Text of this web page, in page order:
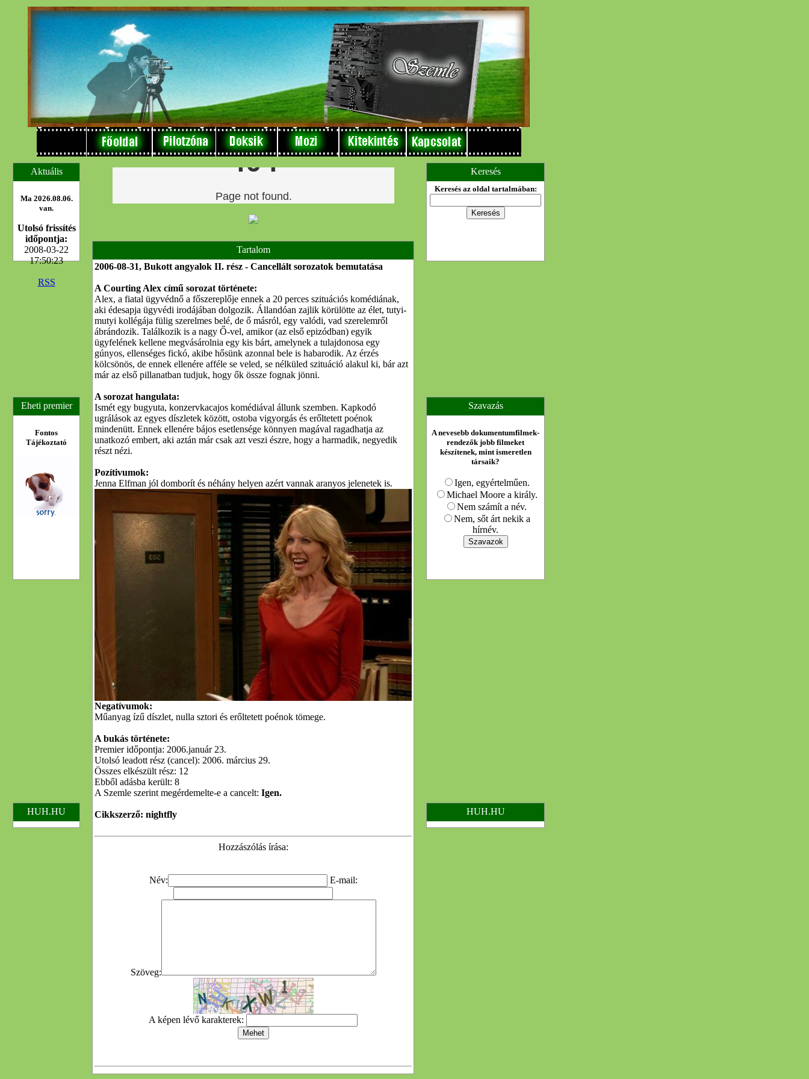
Aktuális
Ma 2026.08.06.
van.
Utolsó frissítés
időpontja:
2008-03-22
17:50:23
RSS
Tartalom
2006-08-31, Bukott angyalok II. rész - Cancellált sorozatok bemutatása
A Courting Alex című sorozat története:
Alex, a fiatal ügyvédnő a főszereplője ennek a 20 perces szituációs komédiának,
aki édesapja ügyvédi irodájában dolgozik. Állandóan zajlik körülötte az élet, tutyi-
mutyi kollégája fülig szerelmes belé, de ő másról, egy valódi, vad szerelemről
ábrándozik. Találkozik is a nagy Ő-vel, amikor (az első epizódban) egyik
ügyfelének kellene megvásárolnia egy kis bárt, amelynek a tulajdonosa egy
gúnyos, ellenséges fickó, akibe hősünk azonnal bele is habarodik. Az érzés
kölcsönös, de ennek ellenére afféle se veled, se nélküled szituáció alakul ki, bár azt
már az első pillanatban tudjuk, hogy ők össze fognak jönni.
A sorozat hangulata:
Ismét egy bugyuta, konzervkacajos komédiával állunk szemben. Kapkodó
ugrálások az egyes díszletek között, ostoba vigyorgás és erőltetett poénok
mindenütt. Ennek ellenére bájos esetlensége könnyen magával ragadhatja az
unatkozó embert, aki aztán már csak azt veszi észre, hogy a harmadik, negyedik
részt nézi.
Pozítivumok:
Jenna Elfman jól domborít és néhány helyen azért vannak aranyos jelenetek is.
Negatívumok:
Műanyag ízű díszlet, nulla sztori és erőltetett poénok tömege.
A bukás története:
Premier időpontja: 2006.január 23.
Utolsó leadott rész (cancel): 2006. március 29.
Összes elkészült rész: 12
Ebből adásba került: 8
A Szemle szerint megérdemelte-e a cancelt: Igen.
Cikkszerző: nightfly
Hozzászólás írása:
Név: E-mail:
Szöveg:
A képen lévő karakterek:
Keresés
Keresés az oldal tartalmában:
Eheti premier
Fontos
Tájékoztató
Szavazás
A nevesebb dokumentumfilmek-
rendezők jobb filmeket
készítenek, mint ismeretlen
társaik?
Igen, egyértelműen.
Michael Moore a király.
Nem számít a név.
Nem, sőt árt nekik a
hírnév.
HUH.HU HUH.HU